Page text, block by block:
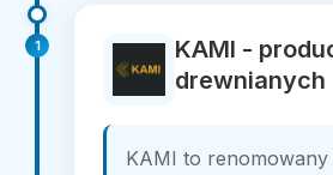
1
KAMI -
drewnianych
KAMI to